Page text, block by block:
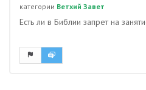
категории Ветхий Завет
Есть ли в Библии запрет на